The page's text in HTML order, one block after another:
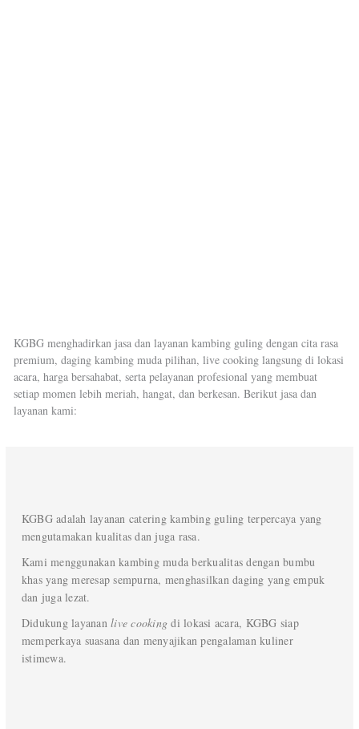
KGBG menghadirkan jasa dan layanan kambing guling dengan cita rasa
premium, daging kambing muda pilihan, live cooking langsung di lokasi
acara, harga bersahabat, serta pelayanan profesional yang membuat
setiap momen lebih meriah, hangat, dan berkesan. Berikut jasa dan
layanan kami:
KGBG adalah layanan catering kambing guling terpercaya yang
mengutamakan kualitas dan juga rasa.
Kami menggunakan kambing muda berkualitas dengan bumbu
khas yang meresap sempurna, menghasilkan daging yang empuk
dan juga lezat.
Didukung layananlive cooking di lokasi acara, KGBG siap
memperkaya suasana dan menyajikan pengalaman kuliner
istimewa.